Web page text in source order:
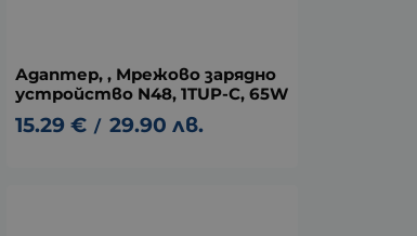
Адаптер, , Мрежово зарядно
устройство N48, 1TUP-C, 65W
15.29 € / 29.90 лв.